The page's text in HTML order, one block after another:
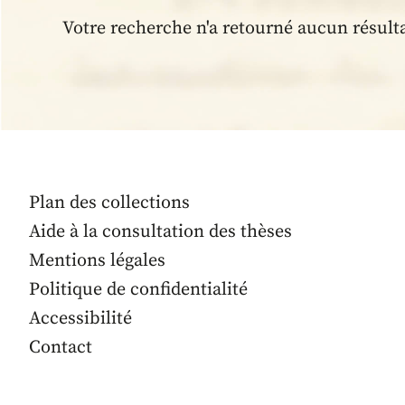
Votre recherche n'a retourné aucun
Plan des collections
Aide à la consultation des thèses
Mentions légales
Politique de confidentialité
Accessibilité
Contact